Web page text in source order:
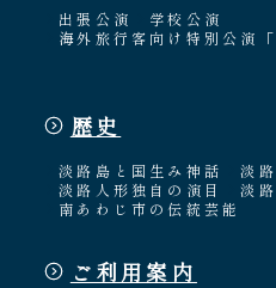
出張公演
学校公演
海外旅行客向け特別公演「
歴史
淡路島と国生み神話
淡
淡路人形独自の演目
淡
南あわじ市の伝統芸能
ご利用案内